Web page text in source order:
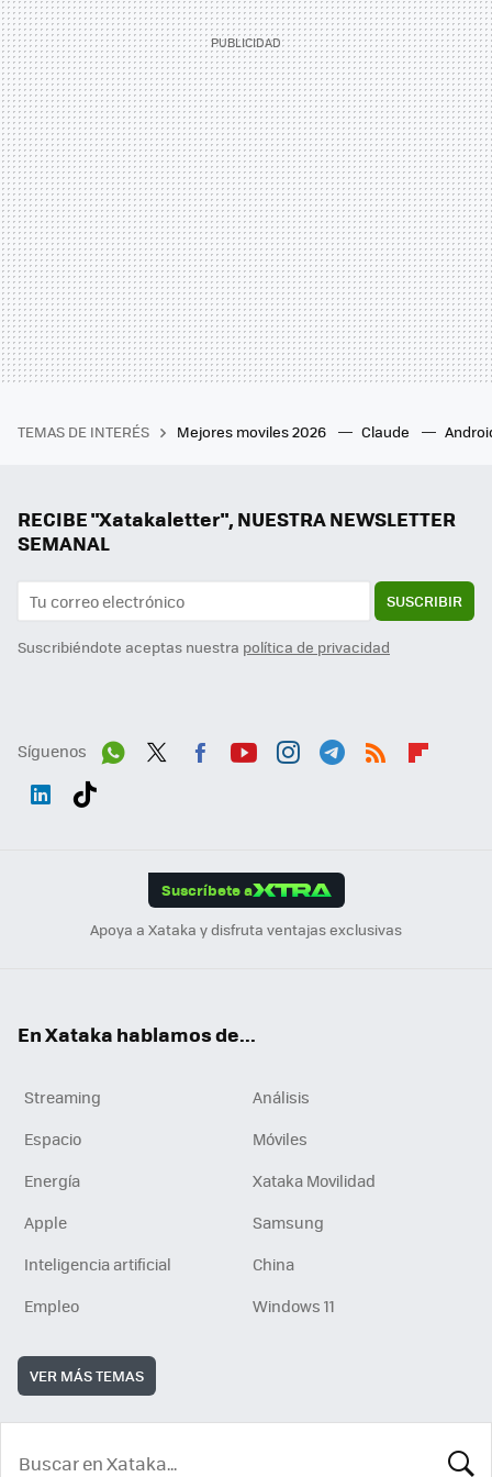
TEMAS DE INTERÉS Mejores moviles 2026 Claude
RECIBE "Xatakaletter", NUESTRA NEWSLETTER
SEMANAL
SUSCRIBIR
Suscribiéndote aceptas nuestra política de privacidad
Síguenos
Suscríbete a
Apoya a Xataka y disfruta ventajas exclusivas
En Xataka hablamos de...
Streaming
Análisis
Espacio
Móviles
Energía
Xataka Movilidad
Apple
Samsung
Inteligencia artificial
China
Empleo
Windows 11
VER MÁS TEMAS